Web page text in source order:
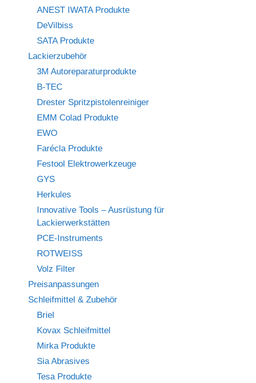
ANEST IWATA Produkte
DeVilbiss
SATA Produkte
Lackierzubehör
3M Autoreparaturprodukte
B-TEC
Drester Spritzpistolenreiniger
EMM Colad Produkte
EWO
Farécla Produkte
Festool Elektrowerkzeuge
GYS
Herkules
Innovative Tools – Ausrüstung für
Lackierwerkstätten
PCE-Instruments
ROTWEISS
Volz Filter
Preisanpassungen
Schleifmittel & Zubehör
Briel
Kovax Schleifmittel
Mirka Produkte
Sia Abrasives
Tesa Produkte